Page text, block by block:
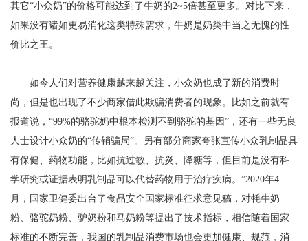
其它“小众奶”的价格可能达到了牛奶的2~5倍甚至更多。对比下来，
如果没有诸如更易消化这类特殊需求，牛奶是奶类中当之无愧的性
价比之王。
如今人们对营养健康越来越关注，小众奶也成了新的消费时
尚，但是也出现了不少商家借此欺骗消费者的现象。比如之前就有
报道说，“99%的骆驼奶中根本检测不到骆驼的基因”，还有一些无良
人士设计小众奶的“传销骗局”。另有部分商家夸张宣传小众乳制品具
有保健、药物功能，比如抗过敏、抗炎、降糖等，但目前是没有科
学研究或证据表明乳制品可以代替药物用于治疗疾病。”2020年4
月，国家卫健委出台了食品安全国家标准征求意见稿，对牦牛奶
粉、骆驼奶粉、驴奶粉和马奶粉等提出了技术指标，相信随着国家
标准的不断完善，我国的乳制品消费市场也会更加健康、规范，消